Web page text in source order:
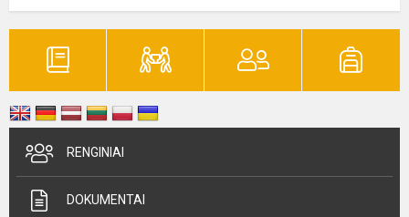
RENGINIAI
DOKUMENTAI